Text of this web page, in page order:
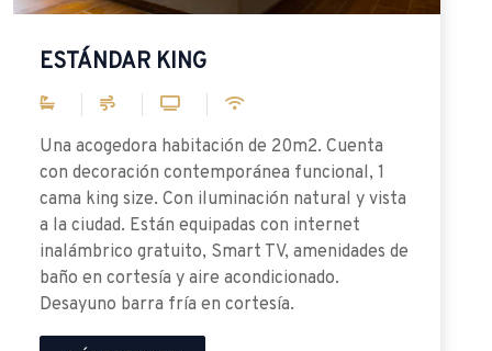
Cuenta
funcional, 1
natural y vista
internet
amenidades de
inalámbrico gratuito, Smart